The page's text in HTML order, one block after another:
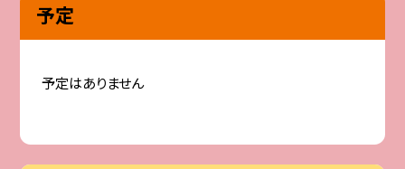
予定
予定はありません